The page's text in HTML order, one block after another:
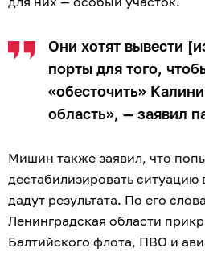
Они хотят вывести
порты для того,
«обесточить»
область», — заявил
Мишин также заявил, что
дестабилизировать ситуацию
дадут результата. По его
Ленинградская области
Балтийского флота, ПВО и